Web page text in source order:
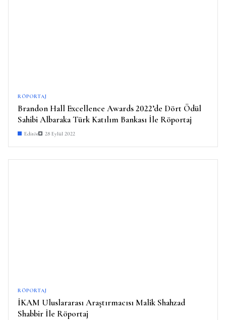
RÖPORTAJ
Brandon Hall Excellence Awards 2022’de Dört Ödül
Sahibi Albaraka Türk Katılım Bankası İle Röportaj
Editör 28 Eylül 2022
RÖPORTAJ
İKAM Uluslararası Araştırmacısı Malik Shahzad
Shabbir İle Röportaj